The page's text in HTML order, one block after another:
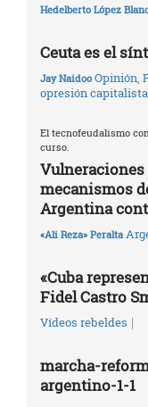
Hedelberto López
Ceuta es el
Jay Naidoo Opinión
opresión capitalista
El tecnofeudalismo
curso.
mecanismos
Argentina
«Ali Reza» Peralta
«Cuba
Fidel Castro
Vídeos rebeldes |
marcha-
argentino-1-1